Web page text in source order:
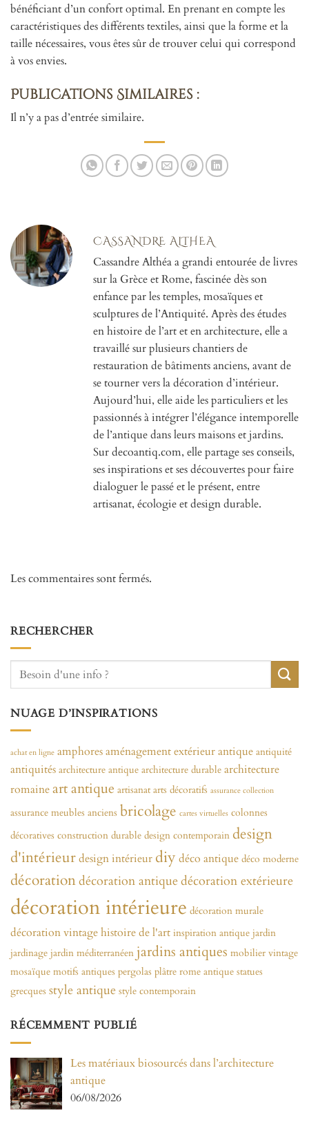
bénéficiant d’un confort optimal. En prenant en compte les
caractéristiques des différents textiles, ainsi que la forme et la
taille nécessaires, vous êtes sûr de trouver celui qui correspond
à vos envies.
Publications Similaires :
Il n’y a pas d’entrée similaire.
CASSANDRE ALTHEA
Cassandre Althéa a grandi entourée de livres
sur la Grèce et Rome, fascinée dès son
enfance par les temples, mosaïques et
sculptures de l’Antiquité. Après des études
en histoire de l’art et en architecture, elle a
travaillé sur plusieurs chantiers de
restauration de bâtiments anciens, avant de
se tourner vers la décoration d’intérieur.
Aujourd’hui, elle aide les particuliers et les
passionnés à intégrer l’élégance intemporelle
de l’antique dans leurs maisons et jardins.
Sur decoantiq.com, elle partage ses conseils,
ses inspirations et ses découvertes pour faire
dialoguer le passé et le présent, entre
artisanat, écologie et design durable.
Les commentaires sont fermés.
RECHERCHER
NUAGE D’INSPIRATIONS
achat en ligne amphoresaménagement extérieurantique antiquité
antiquités architecture antique architecture durable architecture
romaineart antique artisanat arts décoratifs assurance collection
assurance meubles anciens bricolage cartes virtuelles colonnes
décoratives construction durable design contemporain design
d'intérieurdesign intérieur diy déco antique déco moderne
décorationdécoration antiquedécoration extérieure
décoration intérieure décoration murale
décoration vintagehistoire de l'art inspiration antique jardin
jardinage jardin méditerranéen jardins antiques mobilier vintage
mosaïque motifs antiques pergolas plâtre rome antique statues
grecques style antique style contemporain
RÉCEMMENT PUBLIÉ
Les matériaux biosourcés dans l’architecture
antique
06/08/2026